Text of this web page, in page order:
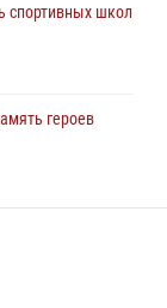
спортивных школ
героев